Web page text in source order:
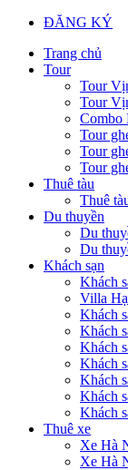
ĐĂNG KÝ
Trang chủ
Tour
Tour
Tour
Combo
Tour
Tour
Tour
Thuê tàu
Thuê
Du thuyền
Du
Du
Khách sạn
Khách
Villa
Khách
Khách
Khách
Khách
Khách
Khách
Khách
Thuê xe
Xe Hà
Xe Hà